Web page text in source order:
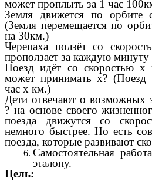
может проплыть за 1 час
Земля движется по орбите
(Земля перемещается по
на 30км.)
Черепаха ползёт со
проползает за каждую
Поезд идёт со скоростью x
может принимать x? (Поезд
час x км.)
Дети отвечают о возможных
? на основе своего
поезда движутся со
немного быстрее. Но есть
поезда, которые развивают
Самостоятельная
эталону.
Цель: